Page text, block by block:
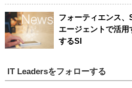
フォーティエンス
エージェントで活
するSI
IT Leadersをフォローする